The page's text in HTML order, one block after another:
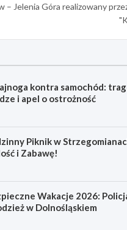
– Jelenia Góra realizowany
kontra samochód:
i apel o ostrożność
Piknik w
i Zabawę!
Wakacje 2026:
w Dolnośląskiem